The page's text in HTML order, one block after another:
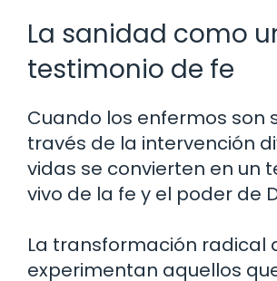
La sanidad como
testimonio de fe
Cuando los enfermos son
través de la intervención
vidas se convierten en un
vivo de la fe y el poder de
La transformación radical
experimentan aquellos